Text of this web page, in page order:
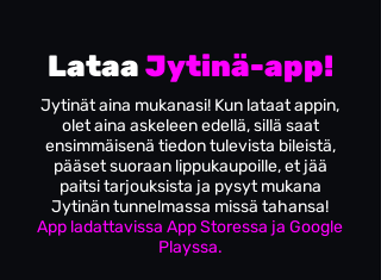
Lataa Jytinä-app!
Jytinät aina mukanasi! Kun lataat appin,
olet aina askeleen edellä, sillä saat
ensimmäisenä tiedon tulevista bileistä,
pääset suoraan lippukaupoille, et jää
paitsi tarjouksista ja pysyt mukana
Jytinän tunnelmassa missä tahansa!
App ladattavissa App Storessa ja Google
Playssa.